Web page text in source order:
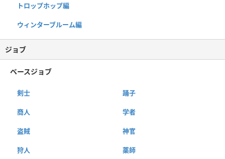
トロップホップ編
ウィンターブルーム編
ジョブ
ベースジョブ
剣士 踊子
商人 学者
盗賊 神官
狩人 薬師